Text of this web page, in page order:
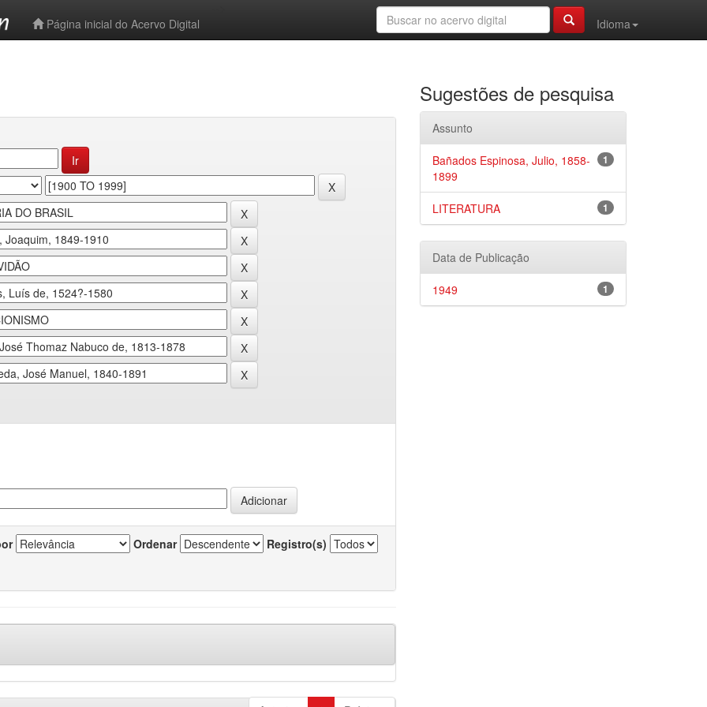
Página inicial do Acervo Digital
Idioma
Ordenar Registro(s)
Sugestões de pesquisa
Assunto
1
Bañados Espinosa, Julio, 1858-
1899
1
LITERATURA
Data de Publicação
1
1949